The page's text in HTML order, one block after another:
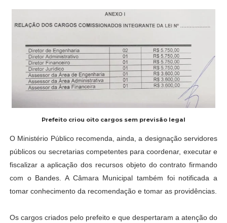
Prefeito criou oito cargos sem previsão legal
O Ministério Público recomenda, ainda, a designação servidores
públicos ou secretarias competentes para coordenar, executar e
fiscalizar a aplicação dos recursos objeto do contrato firmando
com o Bandes. A Câmara Municipal também foi notificada a
tomar conhecimento da recomendação e tomar as providências.
Os cargos criados pelo prefeito e que despertaram a atenção do